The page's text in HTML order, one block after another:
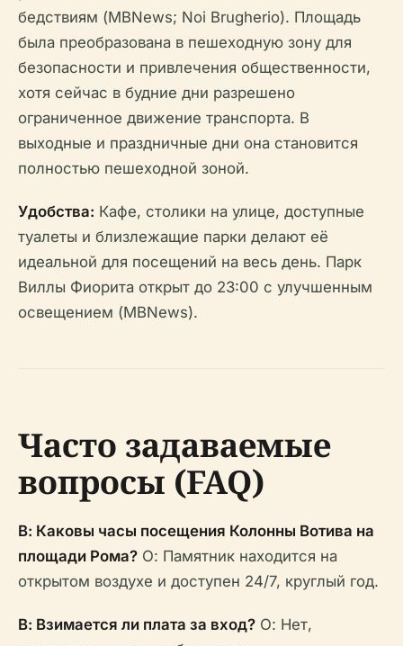
бедствиям (MBNews; Noi Brugherio). Площадь
была преобразована в пешеходную зону для
безопасности и привлечения общественности,
хотя сейчас в будние дни разрешено
ограниченное движение транспорта. В
выходные и праздничные дни она становится
полностью пешеходной зоной.
Удобства: Кафе, столики на улице, доступные
туалеты и близлежащие парки делают её
идеальной для посещений на весь день. Парк
Виллы Фиорита открыт до 23:00 с улучшенным
освещением (MBNews).
Часто задаваемые
вопросы (FAQ)
В: Каковы часы посещения Колонны Вотива на
площади Рома? О: Памятник находится на
открытом воздухе и доступен 24/7, круглый год.
В: Взимается ли плата за вход? О: Нет,